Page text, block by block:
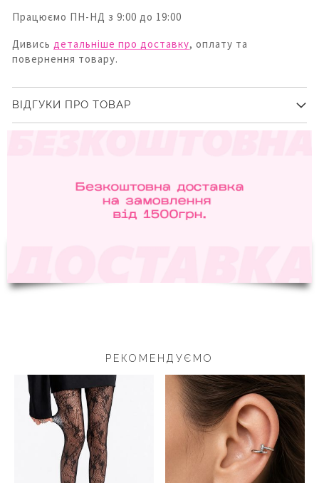
Працюємо ПН-НД з 9:00 до 19:00
Дивись детальніше про доставку, оплату та
повернення товару.
ВІДГУКИ ПРО ТОВАР
РЕКОМЕНДУЄМО